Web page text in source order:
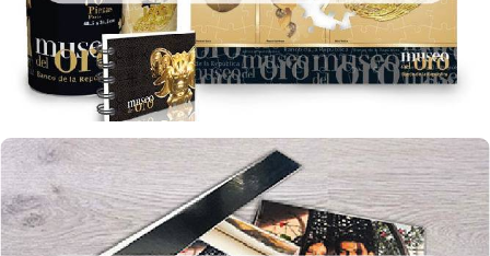
tamaño que quieras y con la cantidad de fichas que desees
ROMPECABEZAS FAMILIARES